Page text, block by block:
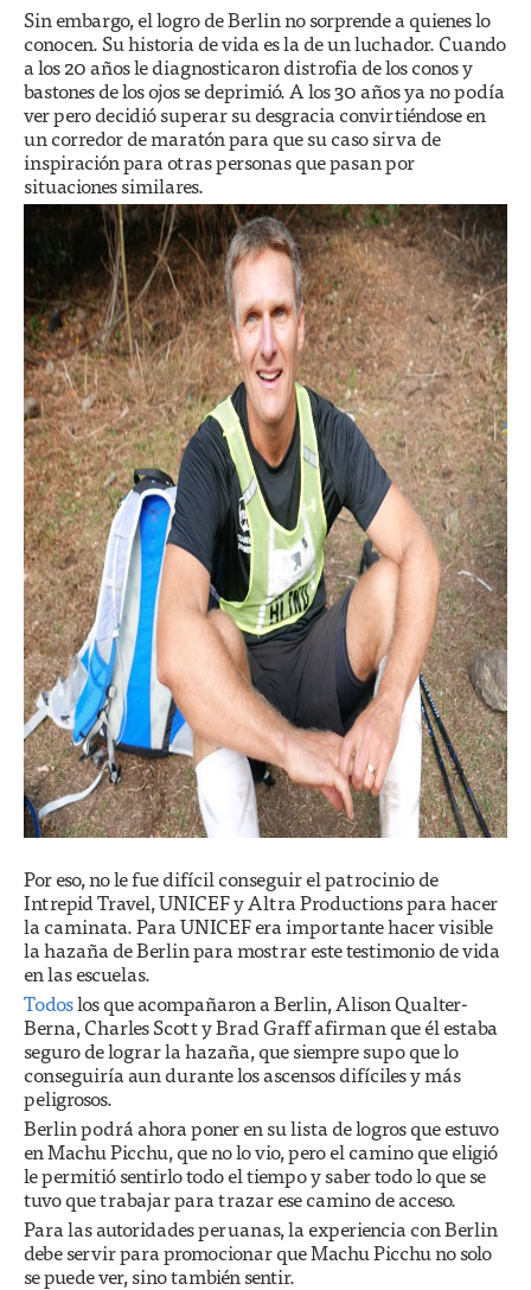
Sin embargo, el logro de Berlin no sorprende a quienes lo
conocen. Su historia de vida es la de un luchador. Cuando
a los 20 años le diagnosticaron distrofia de los conos y
bastones de los ojos se deprimió. A los 30 años ya no podía
ver pero decidió superar su desgracia convirtiéndose en
un corredor de maratón para que su caso sirva de
inspiración para otras personas que pasan por
situaciones similares.
Por eso, no le fue difícil conseguir el patrocinio de
Intrepid Travel, UNICEF y Altra Productions para hacer
la caminata. Para UNICEF era importante hacer visible
la hazaña de Berlin para mostrar este testimonio de vida
en las escuelas.
Todoslos que acompañaron a Berlin, Alison Qualter-
Berna, Charles Scott y Brad Graff afirman que él estaba
seguro de lograr la hazaña, que siempre supo que lo
conseguiría aun durante los ascensos difíciles y más
peligrosos.
Berlin podrá ahora poner en su lista de logros que estuvo
en Machu Picchu, que no lo vio, pero el camino que eligió
le permitió sentirlo todo el tiempo y saber todo lo que se
tuvo que trabajar para trazar ese camino de acceso.
Para las autoridades peruanas, la experiencia con Berlin
debe servir para promocionar que Machu Picchu no solo
se puede ver, sino también sentir.